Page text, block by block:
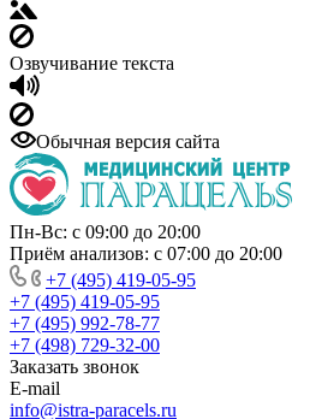
Озвучивание текста
Обычная версия сайта
Пн-Вс: с 09:00 до 20:00
Приём анализов: с 07:00 до 20:00
+7 (495) 419-05-95
+7 (495) 419-05-95
+7 (495) 992-78-77
+7 (498) 729-32-00
Заказать звонок
E-mail
info@istra-paracels.ru